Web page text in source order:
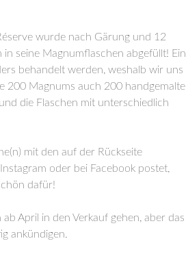
wurde nach Gärung und 12
seine Magnumflaschen abgefüllt! Ein
behandelt werden, weshalb wir uns
200 Magnums auch 200 handgemalte
die Flaschen mit unterschiedlich
mit den auf der Rückseite
oder bei Facebook postet,
dafür!
April in den Verkauf gehen, aber das
ankündigen.